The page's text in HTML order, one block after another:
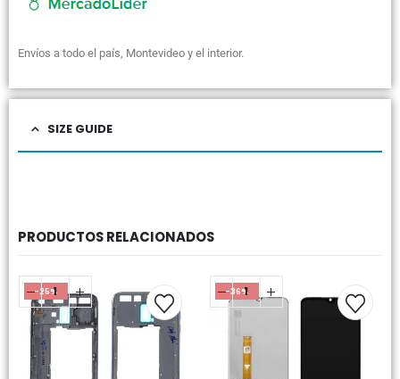
Envíos a todo el país, Montevideo y el interior.
SIZE GUIDE
PRODUCTOS RELACIONADOS
-25% -36%